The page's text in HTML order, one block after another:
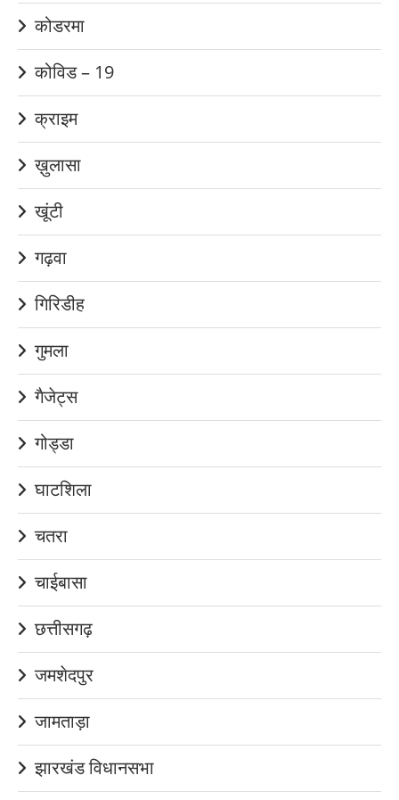
कोडरमा
कोविड – 19
क्राइम
ख़ुलासा
खूंटी
गढ़वा
गिरिडीह
गुमला
गैजेट्स
गोड्डा
घाटशिला
चतरा
चाईबासा
छत्तीसगढ़
जमशेदपुर
जामताड़ा
झारखंड विधानसभा